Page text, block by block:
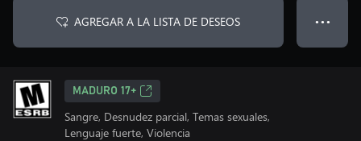
AGREGAR A LA LISTA DE DESEOS ● ● ●
MADURO 17+
Sangre, Desnudez parcial, Temas sexuales,
Lenguaje fuerte, Violencia